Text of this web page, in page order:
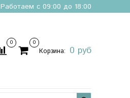
Работаем с 09:00 до 18:00
0 0
Корзина: 0 руб